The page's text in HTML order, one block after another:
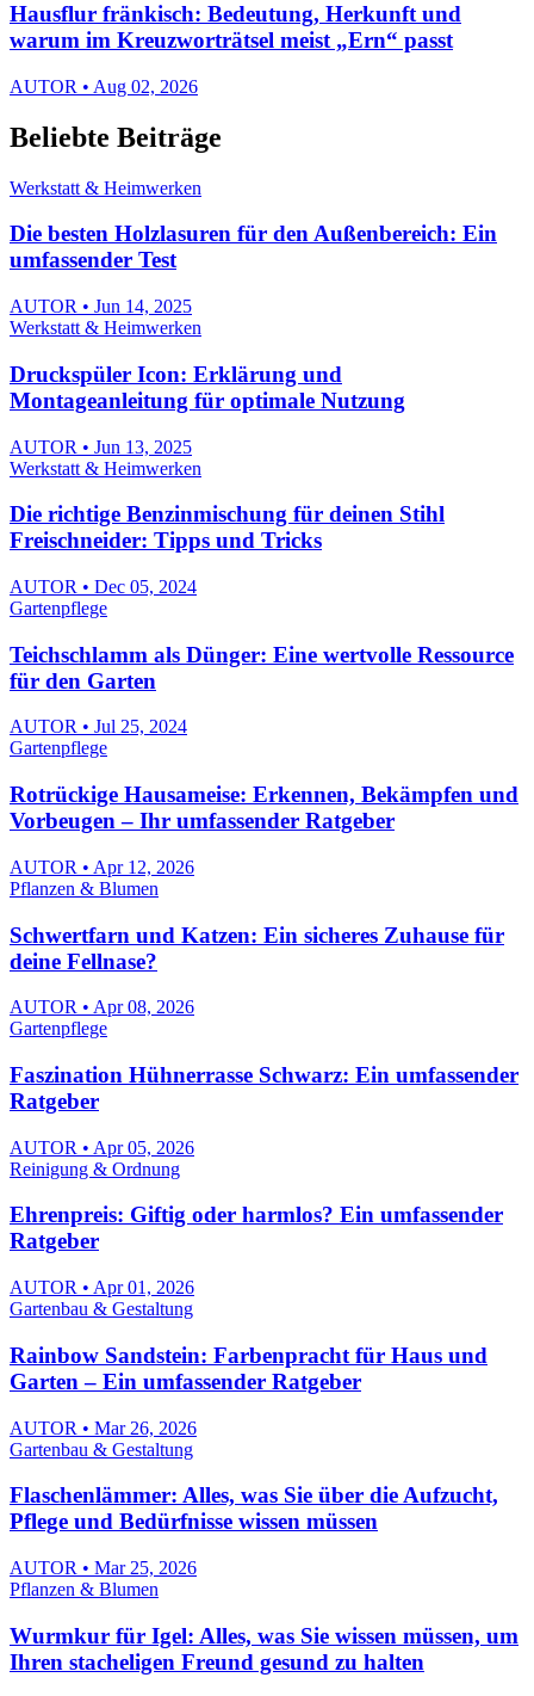
Hausflur fränkisch: Bedeutung, Herkunft und
warum im Kreuzworträtsel meist „Ern“ passt
AUTOR • Aug 02, 2026
Beliebte Beiträge
Werkstatt & Heimwerken
Die besten Holzlasuren für den Außenbereich: Ein
umfassender Test
AUTOR • Jun 14, 2025
Werkstatt & Heimwerken
Druckspüler Icon: Erklärung und
Montageanleitung für optimale Nutzung
AUTOR • Jun 13, 2025
Werkstatt & Heimwerken
Die richtige Benzinmischung für deinen Stihl
Freischneider: Tipps und Tricks
AUTOR • Dec 05, 2024
Gartenpflege
Teichschlamm als Dünger: Eine wertvolle Ressource
für den Garten
AUTOR • Jul 25, 2024
Gartenpflege
Rotrückige Hausameise: Erkennen, Bekämpfen und
Vorbeugen – Ihr umfassender Ratgeber
AUTOR • Apr 12, 2026
Pflanzen & Blumen
Schwertfarn und Katzen: Ein sicheres Zuhause für
deine Fellnase?
AUTOR • Apr 08, 2026
Gartenpflege
Faszination Hühnerrasse Schwarz: Ein umfassender
Ratgeber
AUTOR • Apr 05, 2026
Reinigung & Ordnung
Ehrenpreis: Giftig oder harmlos? Ein umfassender
Ratgeber
AUTOR • Apr 01, 2026
Gartenbau & Gestaltung
Rainbow Sandstein: Farbenpracht für Haus und
Garten – Ein umfassender Ratgeber
AUTOR • Mar 26, 2026
Gartenbau & Gestaltung
Flaschenlämmer: Alles, was Sie über die Aufzucht,
Pflege und Bedürfnisse wissen müssen
AUTOR • Mar 25, 2026
Pflanzen & Blumen
Wurmkur für Igel: Alles, was Sie wissen müssen, um
Ihren stacheligen Freund gesund zu halten